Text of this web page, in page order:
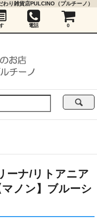
ーナ/リトアニア
ノン】ブルーシ
り雑貨店PULCINO（プルチーノ）
電話 0